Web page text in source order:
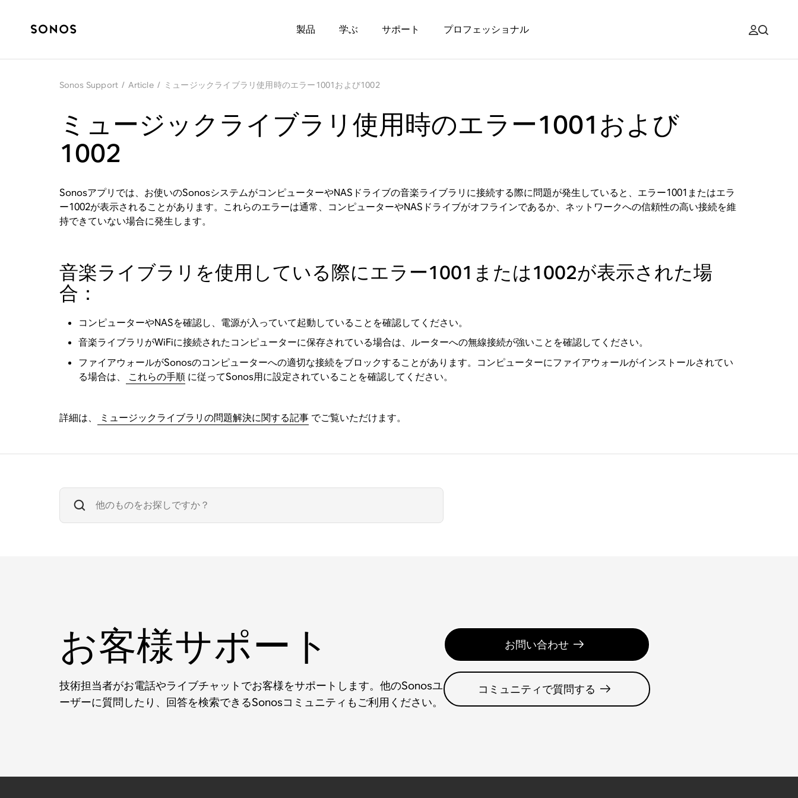
製品 学ぶ サポート プロフェッショナル
Sonos Support / Article / ミュージックライブラリ使用時のエラー1001および1002
ミュージックライブラリ使用時のエラー1001および
1002
Sonosアプリでは、お使いのSonosシステムがコンピューターやNASドライブの音楽ライブラリに接続する際に問題が発生していると、エラー1001またはエラ
ー1002が表示されることがあります。これらのエラーは通常、コンピューターやNASドライブがオフラインであるか、ネットワークへの信頼性の高い接続を維
持できていない場合に発生します。
音楽ライブラリを使用している際にエラー1001または1002が表示された場
合：
コンピューターやNASを確認し、電源が入っていて起動していることを確認してください。
音楽ライブラリがWiFiに接続されたコンピューターに保存されている場合は、ルーターへの無線接続が強いことを確認してください。
ファイアウォールがSonosのコンピューターへの適切な接続をブロックすることがあります。コンピューターにファイアウォールがインストールされてい
る場合は、
これらの手順に従ってSonos用に設定されていることを確認してください。
詳細は、 ミュージックライブラリの問題解決に関する記事でご覧いただけます。
お客様サポート
技術担当者がお電話やライブチャットでお客様をサポートします。他のSonosユ
ーザーに質問したり、回答を検索できるSonosコミュニティもご利用ください。
お問い合わせ
コミュニティで質問する